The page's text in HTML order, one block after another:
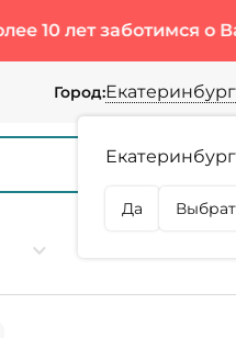
заботимся о Вашем
Город:Екатеринбург
Да